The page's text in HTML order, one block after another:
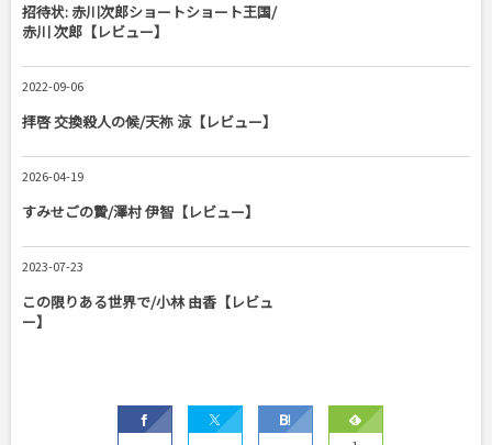
招待状: 赤川次郎ショートショート王国/
赤川 次郎【レビュー】
2022-09-06
拝啓 交換殺人の候/天祢 涼【レビュー】
2026-04-19
すみせごの贄/澤村 伊智【レビュー】
2023-07-23
この限りある世界で/小林 由香【レビュ
ー】